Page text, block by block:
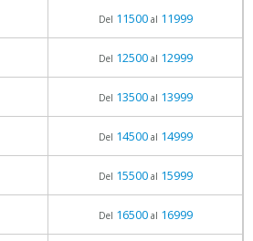
Del 11500al 11999
Del 12500al 12999
Del 13500al 13999
Del 14500al 14999
Del 15500al 15999
Del 16500al 16999